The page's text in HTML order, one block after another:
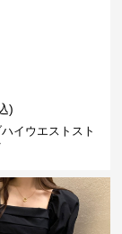
)
イウエストスト